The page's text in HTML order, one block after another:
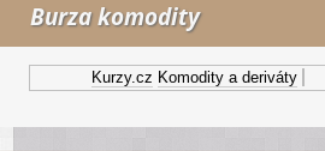
Burza komodity
Kurzy.cz Komodity a deriváty